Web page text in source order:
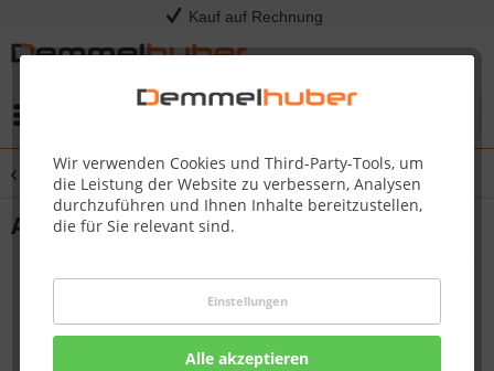
Kauf auf Rechnung
Wir verwenden Cookies und Third-Party-Tools, um
die Leistung der Website zu verbessern, Analysen
durchzuführen und Ihnen Inhalte bereitzustellen,
die für Sie relevant sind.
Einstellungen
Alle akzeptieren
Übersicht Grillabdeckung
Abdeckhaube für BIPRO665 Einbau